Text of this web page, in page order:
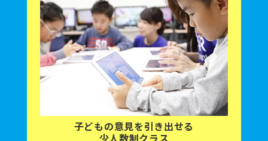
子どもの意見を引き出せる